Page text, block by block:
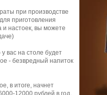
при производстве
приготовления
и настоек, вы можете
у вас на столе будет
- безвредный напиток
в итоге, начнет